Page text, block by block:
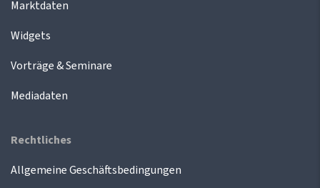
Marktdaten
Widgets
Vorträge & Seminare
Mediadaten
Rechtliches
Allgemeine Geschäftsbedingungen